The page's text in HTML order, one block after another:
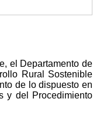
el Departamento de
Rural Sostenible
de lo dispuesto en
y del Procedimiento